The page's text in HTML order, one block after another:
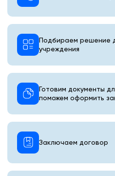
Подбираем решение
учреждения
Готовим документы
поможем оформить
Заключаем договор